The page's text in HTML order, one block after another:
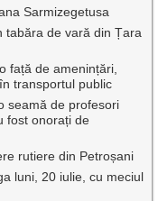
Sarmizegetusa
tabăra de vară din Țara
față de amenințări,
transportul public
seamă de profesori
fost onorați de
rutiere din Petroșani
luni, 20 iulie, cu meciul